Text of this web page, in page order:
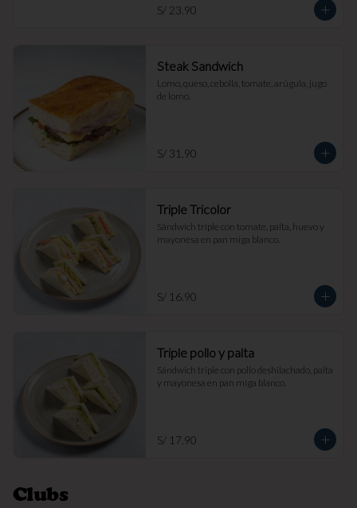
S/ 23.90
Steak Sandwich
Lomo, queso, cebolla, tomate, arúgula, jugo
de lomo.
S/ 31.90
Triple Tricolor
Sándwich triple con tomate, palta, huevo y
mayonesa en pan miga blanco.
S/ 16.90
Triple pollo y palta
Sándwich triple con pollo deshilachado, palta
y mayonesa en pan miga blanco.
S/ 17.90
Clubs